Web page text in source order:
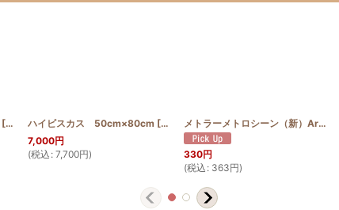
[HQT100_ADAN]
ハイビスカス 50cm×80cm [HQT50_80_HIB
7,000円
(税込 : 7,700円)
メトラーメトロシーン（新）Art9171 100m
330円
(税込 : 363円)